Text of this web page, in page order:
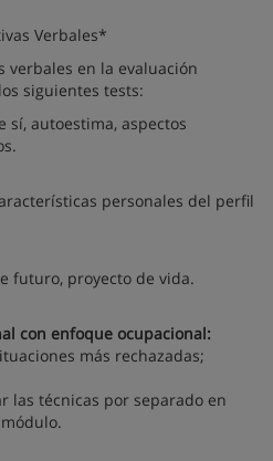
Verbales*
verbales en la evaluación
siguientes tests:
sí, autoestima, aspectos
personales del perfil
futuro, proyecto de vida.
con enfoque ocupacional:
más rechazadas;
las técnicas por separado en